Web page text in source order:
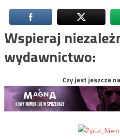
Wspieraj
wydawnictwo:
Czy jest jeszcze